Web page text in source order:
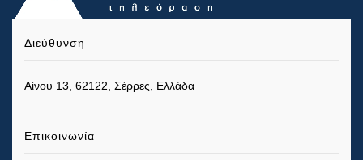
Διεύθυνση
Αίνου 13, 62122, Σέρρες, Ελλάδα
Επικοινωνία